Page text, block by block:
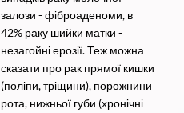
залози - фіброаденоми, в
42% раку шийки матки -
незагойні ерозії. Теж можна
сказати про рак прямої кишки
(поліпи, тріщини), порожнини
рота, нижньої губи (хронічні